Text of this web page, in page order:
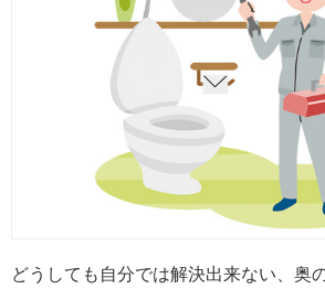
どうしても自分では解決出来ない、奥